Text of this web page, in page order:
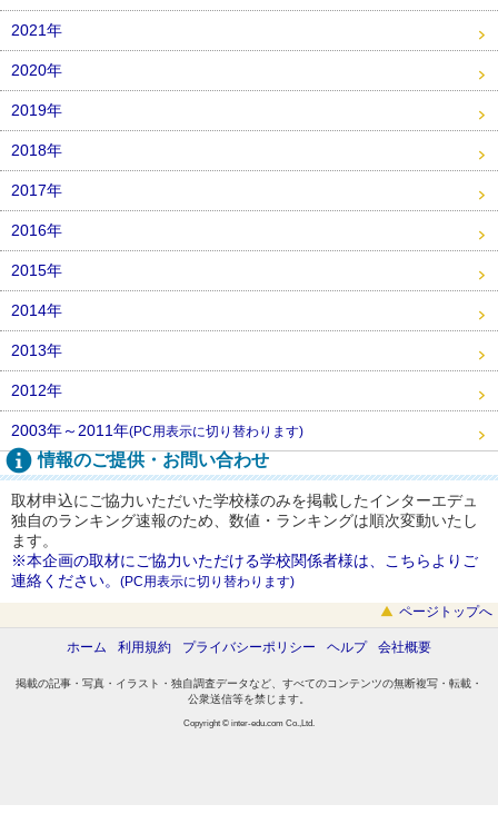
2021年
2020年
2019年
2018年
2017年
2016年
2015年
2014年
2013年
2012年
2003年～2011年(PC用表示に切り替わります)
情報のご提供・お問い合わせ
取材申込にご協力いただいた学校様のみを掲載したインターエデュ
独自のランキング速報のため、数値・ランキングは順次変動いたし
ます。
※本企画の取材にご協力いただける学校関係者様は、こちらよりご
連絡ください。 (PC用表示に切り替わります)
ページトップへ
ホーム 利用規約 プライバシーポリシー ヘルプ 会社概要
掲載の記事・写真・イラスト・独自調査データなど、すべてのコンテンツの無断複写・転載・
公衆送信等を禁じます。
Copyright © inter-edu.com Co.,Ltd.